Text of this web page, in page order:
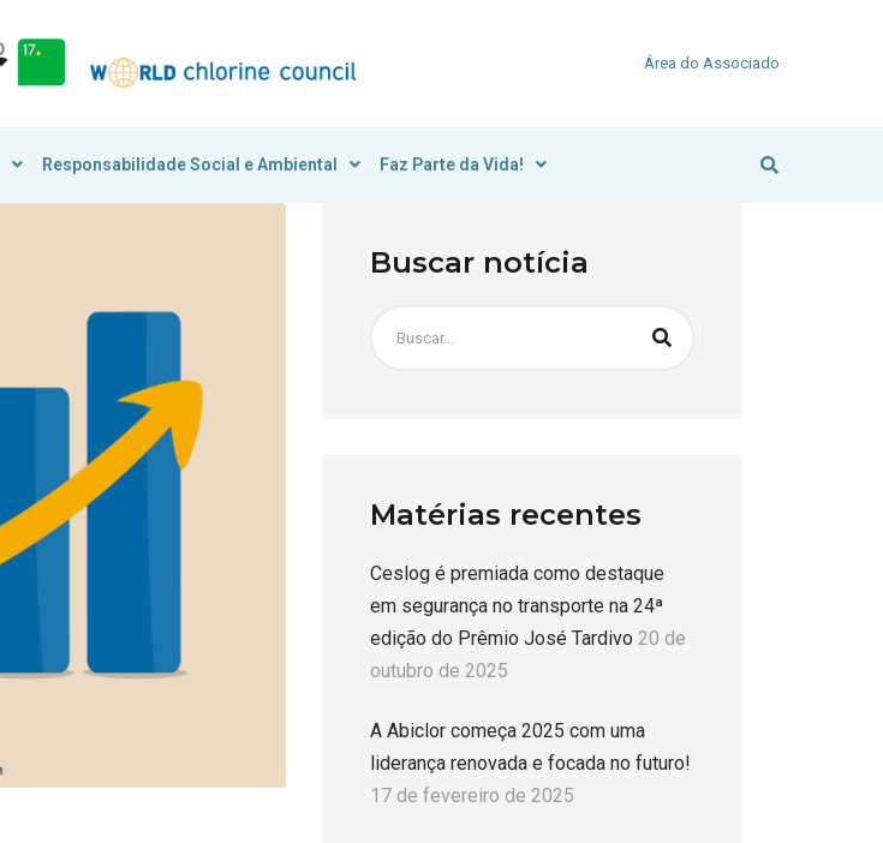
Área do Associado
Responsabilidade Social e Ambiental Faz Parte da Vida!
Buscar notícia
Matérias recentes
Ceslog é premiada como destaque
em segurança no transporte na 24ª
edição do Prêmio José Tardivo 20 de
outubro de 2025
A Abiclor começa 2025 com uma
liderança renovada e focada no futuro!
17 de fevereiro de 2025